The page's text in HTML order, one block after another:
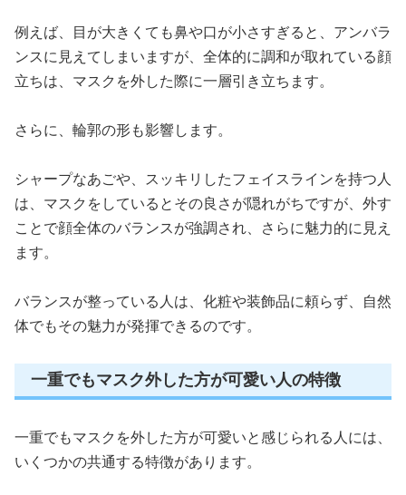
例えば、目が大きくても鼻や口が小さすぎると、アンバラ
ンスに見えてしまいますが、全体的に調和が取れている顔
立ちは、マスクを外した際に一層引き立ちます。
さらに、輪郭の形も影響します。
シャープなあごや、スッキリしたフェイスラインを持つ人
は、マスクをしているとその良さが隠れがちですが、外す
ことで顔全体のバランスが強調され、さらに魅力的に見え
ます。
バランスが整っている人は、化粧や装飾品に頼らず、自然
体でもその魅力が発揮できるのです。
一重でもマスク外した方が可愛い人の特徴
一重でもマスクを外した方が可愛いと感じられる人には、
いくつかの共通する特徴があります。